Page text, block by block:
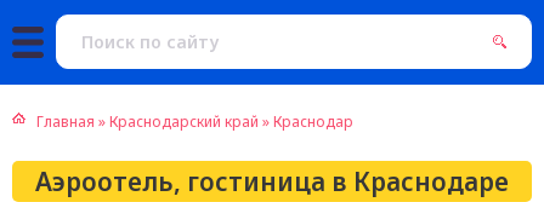
Главная »Краснодарский край »Краснодар
Аэроотель, гостиница в Краснодаре